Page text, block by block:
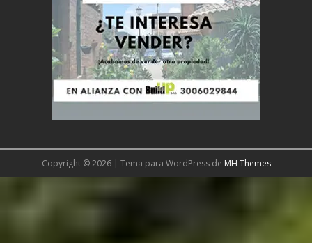
Copyright © 2026 | Tema para WordPress de MH Themes